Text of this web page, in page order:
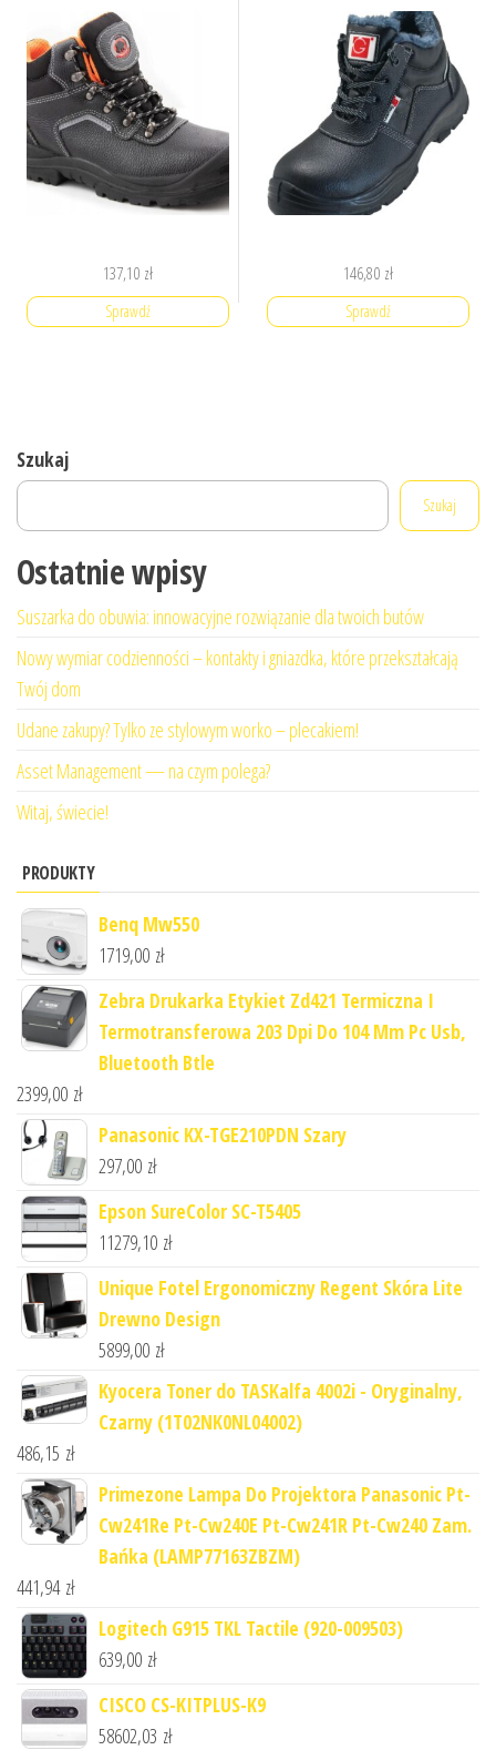
137,10 zł
Sprawdź
146,80 zł
Sprawdź
Szukaj
Szukaj
Ostatnie wpisy
Suszarka do obuwia: innowacyjne rozwiązanie dla twoich butów
Nowy wymiar codzienności – kontakty i gniazdka, które przekształcają
Twój dom
Udane zakupy? Tylko ze stylowym worko – plecakiem!
Asset Management — na czym polega?
Witaj, świecie!
PRODUKTY
Benq Mw550
1719,00 zł
Zebra Drukarka Etykiet Zd421 Termiczna I
Termotransferowa 203 Dpi Do 104 Mm Pc Usb,
Bluetooth Btle
2399,00 zł
Panasonic KX-TGE210PDN Szary
297,00 zł
Epson SureColor SC-T5405
11279,10 zł
Unique Fotel Ergonomiczny Regent Skóra Lite
Drewno Design
5899,00 zł
Kyocera Toner do TASKalfa 4002i - Oryginalny,
Czarny (1T02NK0NL04002)
486,15 zł
Primezone Lampa Do Projektora Panasonic Pt-
Cw241Re Pt-Cw240E Pt-Cw241R Pt-Cw240 Zam.
Bańka (LAMP77163ZBZM)
441,94 zł
Logitech G915 TKL Tactile (920-009503)
639,00 zł
CISCO CS-KITPLUS-K9
58602,03 zł